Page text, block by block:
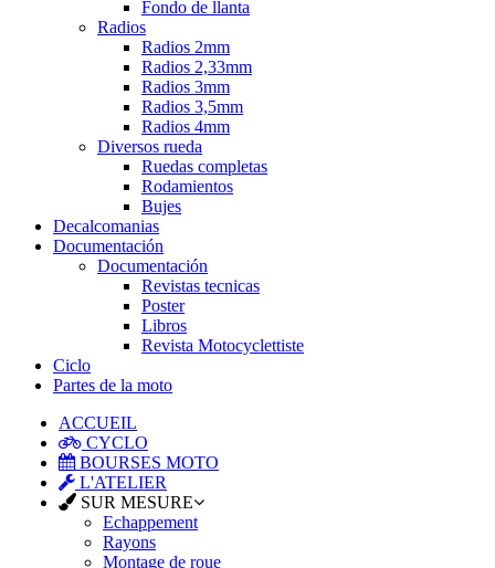
Fondo de llanta
Radios
Radios 2mm
Radios 2,33mm
Radios 3mm
Radios 3,5mm
Radios 4mm
Diversos rueda
Ruedas completas
Rodamientos
Bujes
Decalcomanias
Documentación
Documentación
Revistas tecnicas
Poster
Libros
Revista Motocyclettiste
Ciclo
Partes de la moto
ACCUEIL
CYCLO
BOURSES MOTO
L'ATELIER
SUR MESURE
Echappement
Rayons
Montage de roue